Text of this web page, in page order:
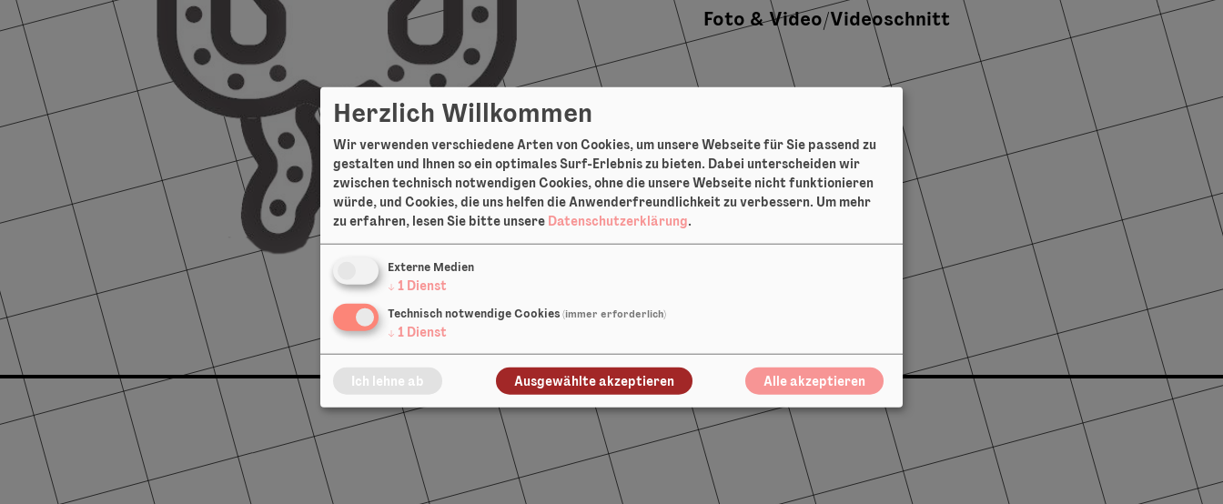
Foto & Video/Videoschnitt
Herzlich Willkommen
Wir verwenden verschiedene Arten von Cookies, um unsere Webseite für Sie passend zu
gestalten und Ihnen so ein optimales Surf-Erlebnis zu bieten. Dabei unterscheiden wir
zwischen technisch notwendigen Cookies, ohne die unsere Webseite nicht funktionieren
würde, und Cookies, die uns helfen die Anwenderfreundlichkeit zu verbessern. Um mehr
zu erfahren, lesen Sie bitte unsere Datenschutzerklärung.
Externe Medien
↓ 1 Dienst
Technisch notwendige Cookies (immer erforderlich)
↓ 1 Dienst
Ich lehne ab Ausgewählte akzeptieren Alle akzeptieren